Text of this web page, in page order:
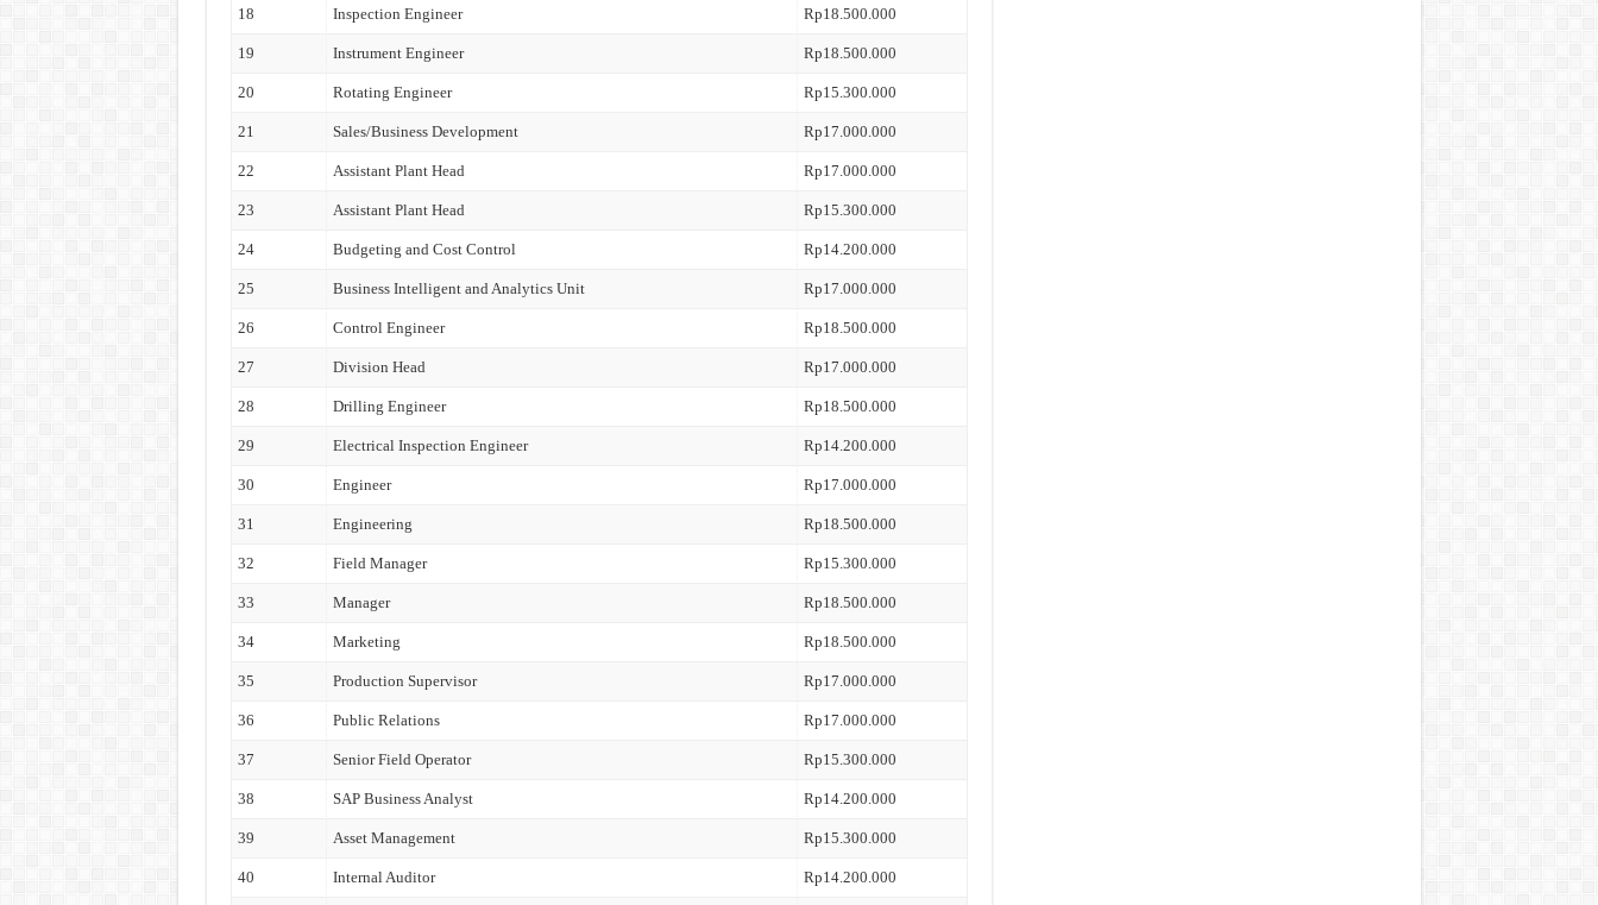
18 Inspection Engineer Rp18.500.000
19 Instrument Engineer Rp18.500.000
20 Rotating Engineer Rp15.300.000
21 Sales/Business Development Rp17.000.000
22 Assistant Plant Head Rp17.000.000
23 Assistant Plant Head Rp15.300.000
24 Budgeting and Cost Control Rp14.200.000
25 Business Intelligent and Analytics Unit Rp17.000.000
26 Control Engineer Rp18.500.000
27 Division Head Rp17.000.000
28 Drilling Engineer Rp18.500.000
29 Electrical Inspection Engineer Rp14.200.000
30 Engineer Rp17.000.000
31 Engineering Rp18.500.000
32 Field Manager Rp15.300.000
33 Manager Rp18.500.000
34 Marketing Rp18.500.000
35 Production Supervisor Rp17.000.000
36 Public Relations Rp17.000.000
37 Senior Field Operator Rp15.300.000
38 SAP Business Analyst Rp14.200.000
39 Asset Management Rp15.300.000
40 Internal Auditor Rp14.200.000